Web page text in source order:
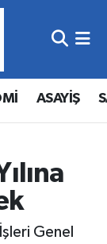
ASAYİŞ
Genel